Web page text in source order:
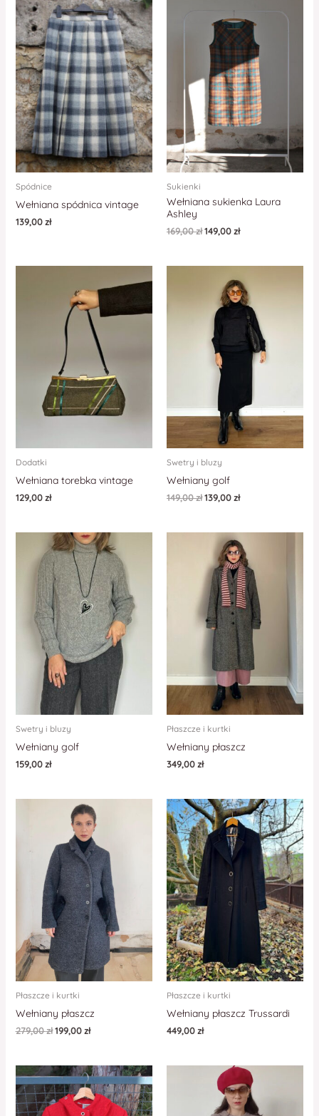
Spódnice
Wełniana spódnica vintage
139,00zł
Sukienki
Wełniana sukienka Laura
Ashley
169,00zł149,00zł
Dodatki
Wełniana torebka vintage
129,00zł
Swetry i bluzy
Wełniany golf
149,00zł139,00zł
Swetry i bluzy
Wełniany golf
159,00zł
Płaszcze i kurtki
Wełniany płaszcz
349,00zł
Płaszcze i kurtki
Wełniany płaszcz
279,00zł 199,00zł
Płaszcze i kurtki
Wełniany płaszcz Trussardi
449,00zł